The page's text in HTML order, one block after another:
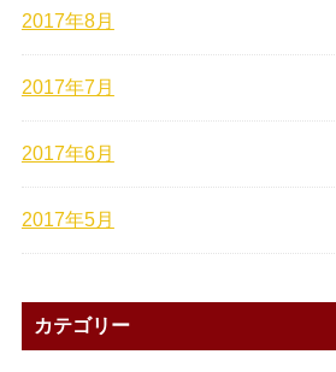
2017年8月
2017年7月
2017年6月
2017年5月
カテゴリー